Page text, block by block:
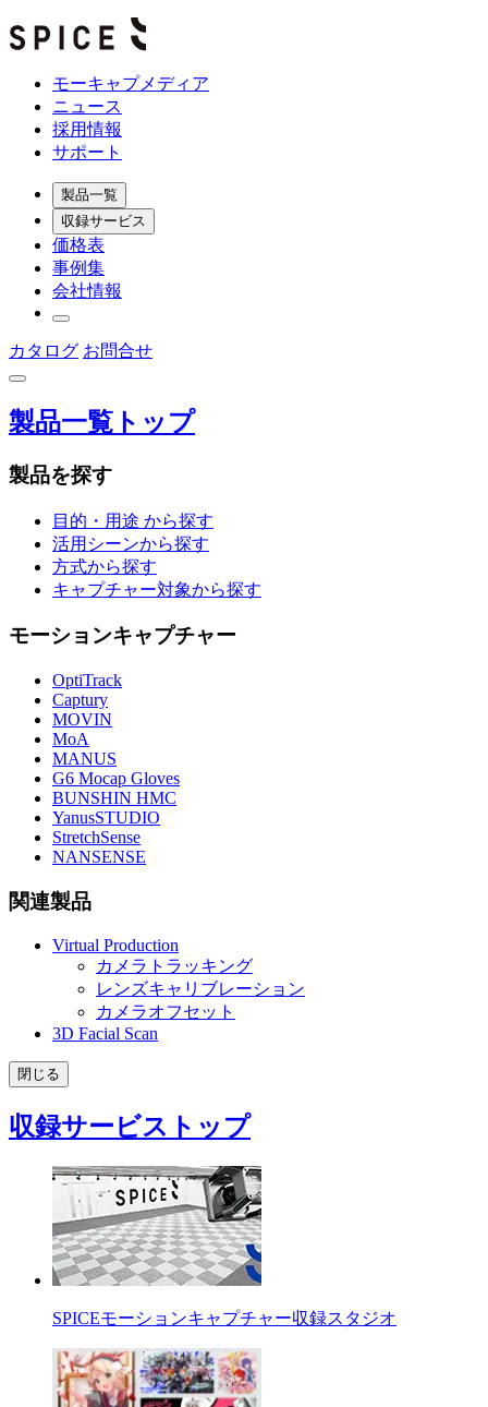
モーキャプメディア
ニュース
採用情報
サポート
製品一覧
収録サービス
価格表
事例集
会社情報
カタログ お問合せ
製品一覧トップ
製品を探す
目的・用途 から探す
活用シーンから探す
方式から探す
キャプチャー対象から探す
モーションキャプチャー
OptiTrack
Captury
MOVIN
MoA
MANUS
G6 Mocap Gloves
BUNSHIN HMC
YanusSTUDIO
StretchSense
NANSENSE
関連製品
Virtual Production
カメラトラッキング
レンズキャリブレーション
カメラオフセット
3D Facial Scan
閉じる
収録サービストップ
SPICEモーションキャプチャー収録スタジオ